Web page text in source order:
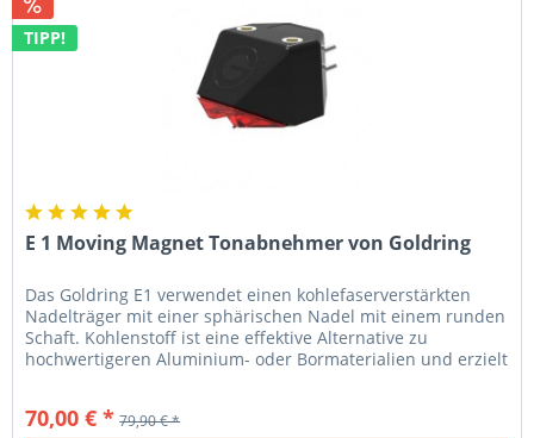
TIPP!
E 1 Moving Magnet Tonabnehmer von Goldring
Das Goldring E1 verwendet einen kohlefaserverstärkten
Nadelträger mit einer sphärischen Nadel mit einem runden
Schaft. Kohlenstoff ist eine effektive Alternative zu
hochwertigeren Aluminium- oder Bormaterialien und erzielt
70,00 € * 79,90 € *